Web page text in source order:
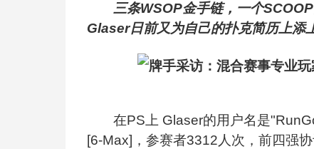
三条WSOP金手链，一个
Glaser日前又为自己的扑克简历上添
在PS上 Glaser的用户名是
[6-Max]，参赛者3312人次，前四强